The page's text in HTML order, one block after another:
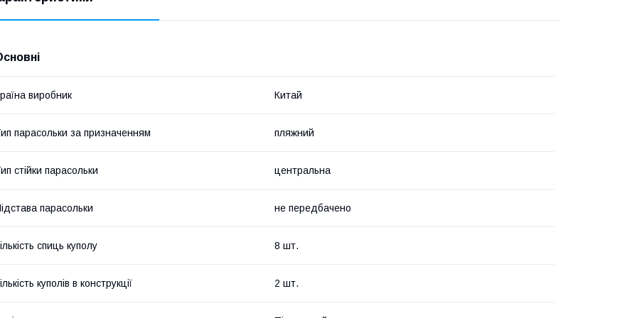
виробник Китай
парасольки за призначенням пляжний
стійки парасольки центральна
парасольки не передбачено
спиць куполу 8 шт.
куполів в конструкції 2 шт.